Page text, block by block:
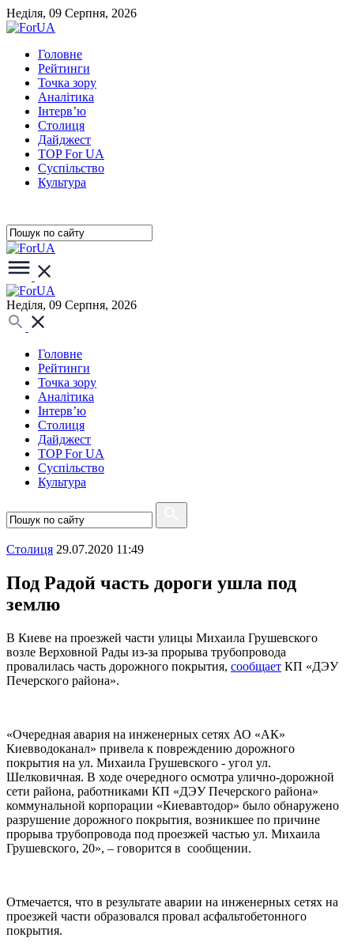
Неділя, 09 Серпня, 2026
Головне
Рейтинги
Точка зору
Аналітика
Інтерв’ю
Столиця
Дайджест
TOP For UA
Суспiльство
Культура
Неділя, 09 Серпня, 2026
Головне
Рейтинги
Точка зору
Аналітика
Інтерв’ю
Столиця
Дайджест
TOP For UA
Суспiльство
Культура
Столиця 29.07.2020 11:49
Под Радой часть дороги ушла под
землю
В Киеве на проезжей части улицы Михаила Грушевского
возле Верховной Рады из-за прорыва трубопровода
провалилась часть дорожного покрытия, сообщает КП «ДЭУ
Печерского района».
«Очередная авария на инженерных сетях АО «АК»
Киевводоканал» привела к повреждению дорожного
покрытия на ул. Михаила Грушевского - угол ул.
Шелковичная. В ходе очередного осмотра улично-дорожной
сети района, работниками КП «ДЭУ Печерского района»
коммунальной корпорации «Киевавтодор» было обнаружено
разрушение дорожного покрытия, возникшее по причине
прорыва трубопровода под проезжей частью ул. Михаила
Грушевского, 20», – говорится в сообщении.
Отмечается, что в результате аварии на инженерных сетях на
проезжей части образовался провал асфальтобетонного
покрытия.